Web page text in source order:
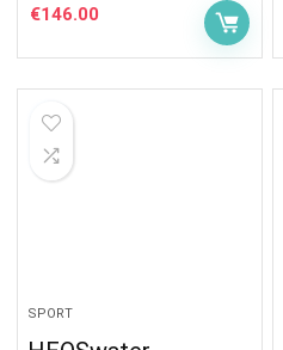
€146.00
SPORT